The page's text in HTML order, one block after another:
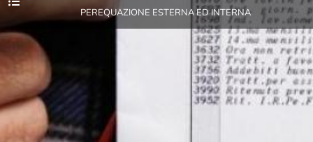
PEREQUAZIONE ESTERNA ED INTERNA